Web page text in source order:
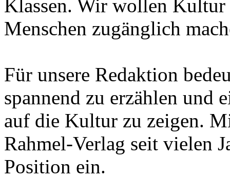
Klassen. Wir wollen
Menschen zugänglich
Für unsere Redaktion
spannend zu erzählen
auf die Kultur zu zeigen.
Rahmel-Verlag seit vielen
Position ein.